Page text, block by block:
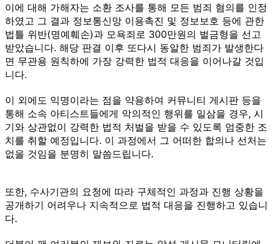
이에 대해 가해자는 소환 조사를 통해 모든 범죄 혐의를 인정
하였고 그 결과 정보통신망 이용촉진 및 정보보호 등에 관한
법틀 위반(명예훼손)과 모욕죄로 300만원의 벌금형을 선고
받았습니다. 해당 판결 이후 또다시 동알한 범죄가 발생한다
면 무관용 원칙하에 가장 강력한 법적 대응을 이어나갈 것입
니다.
이 외에도 익명이라는 점을 약용하여 커뮤니티 게시판 등을
통해 소속 아티스트들에게 악의적인 행위를 일삼을 경우, 시
기와 상관없이 강력한 법적 처벌을 받을 수 있도록 엄중한 조
치를 취할 예정입니다. 이 과정에서 그 어떠한 합의나 선처는
없을 것임을 분명히 말씀드립니다.
또한, 수사기관의 요청에 따라 구체적인 과정과 진행 상황을
공개하기 어려우나 지속적으로 법적 대응을 진행하고 있습니
다.